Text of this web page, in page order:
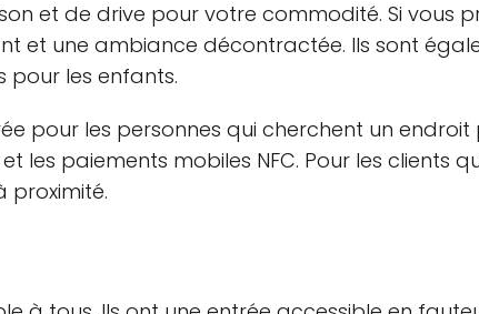
et de drive pour votre commodité. Si vous
et une ambiance décontractée. Ils sont
pour les enfants.
pour les personnes qui cherchent un
les paiements mobiles NFC. Pour les clients
proximité.